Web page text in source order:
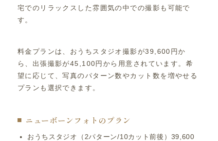
宅でのリラックスした雰囲気の中での撮影も可能で
す。
料金プランは、おうちスタジオ撮影が39,600円か
ら、出張撮影が45,100円から用意されています。希
望に応じて、写真のパターン数やカット数を増やせる
プランも選択できます。
ニューボーンフォトのプラン
おうちスタジオ（2パターン/10カット前後）39,600